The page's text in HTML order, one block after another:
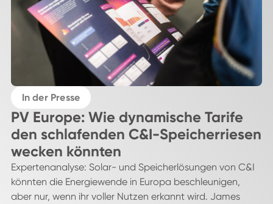
In der Presse
PV Europe: Wie dynamische Tarife
den schlafenden C&I-Speicherriesen
wecken könnten
Expertenanalyse: Solar- und Speicherlösungen von C&I
könnten die Energiewende in Europa beschleunigen,
aber nur, wenn ihr voller Nutzen erkannt wird. James